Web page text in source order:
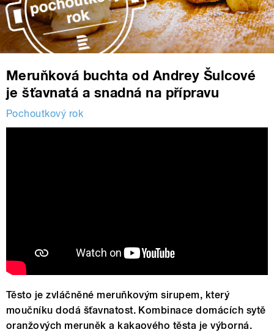
Meruňková buchta od Andrey Šulcové
je šťavnatá a snadná na přípravu
Pochoutkový rok
Těsto je zvláčněné meruňkovým sirupem, který
moučníku dodá šťavnatost. Kombinace domácích sytě
oranžových meruněk a kakaového těsta je výborná.